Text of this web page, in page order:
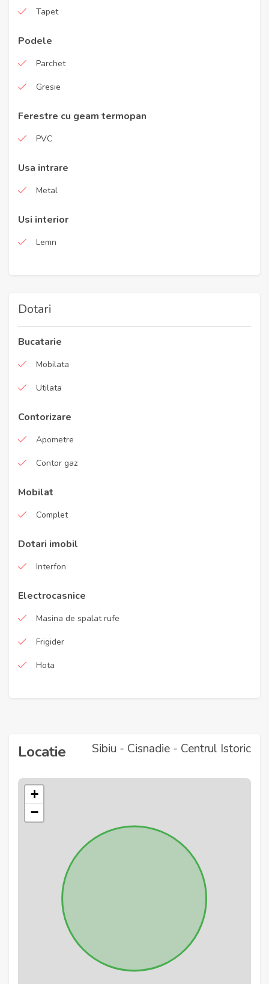
Tapet
Podele
Parchet
Gresie
Ferestre cu geam termopan
PVC
Usa intrare
Metal
Usi interior
Lemn
Dotari
Bucatarie
Mobilata
Utilata
Contorizare
Apometre
Contor gaz
Mobilat
Complet
Dotari imobil
Interfon
Electrocasnice
Masina de spalat rufe
Frigider
Hota
Locatie Sibiu - Cisnadie - Centrul Istoric
+
−